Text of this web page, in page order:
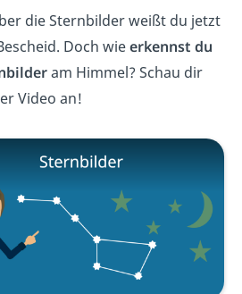
die Sternbilder weißt du jetzt
Doch wieerkennst du
am Himmel? Schau dir
Video an!